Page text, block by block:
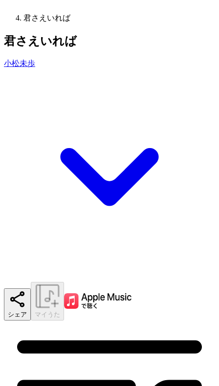
君さえいれば
君さえいれば
小松未歩
シェア マイうた